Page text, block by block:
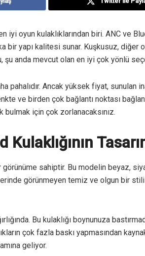
iyi oyun kulaklıklarından biri. ANC ve
bir yapı kalitesi sunar. Kuşkusuz, diğer
şu anda mevcut olan en iyi çok yönlü
pahalıdır. Ancak yüksek fiyat, sunulan
ve birden çok bağlantı noktası
bulmak için çok zorlanacaksınız.
görünüme sahiptir. Bu modelin beyaz,
görünmeyen temiz ve olgun bir
Bu kulaklığı boynunuza
çok fazla baskı yapmasından
geliyor.